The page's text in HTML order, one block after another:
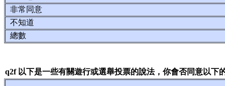
非常同意
不知道
總數
q2f 以下是一些有關遊行或選舉投票的說法，你會否同意以下